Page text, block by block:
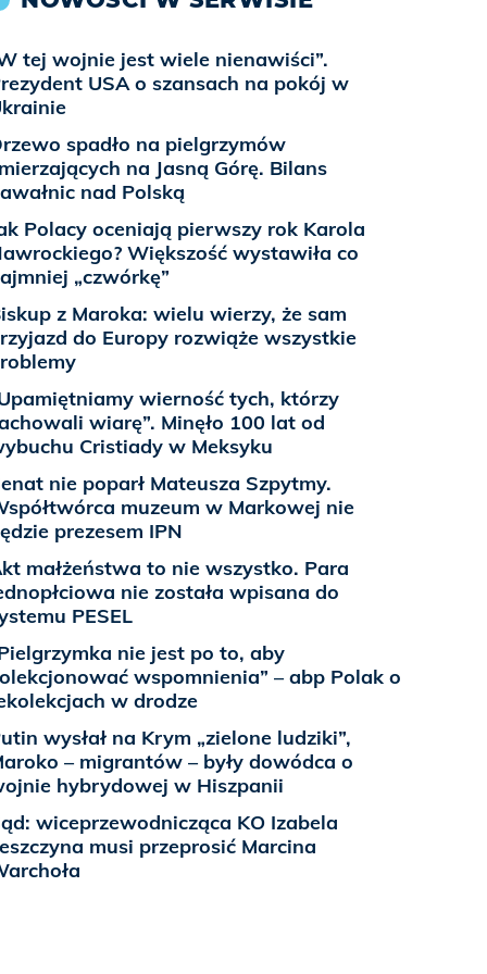
tej wojnie jest wiele nienawiści”.
USA o szansach na pokój w
spadło na pielgrzymów
na Jasną Górę. Bilans
nad Polską
Polacy oceniają pierwszy rok Karola
Większość wystawiła co
„czwórkę”
z Maroka: wielu wierzy, że sam
do Europy rozwiąże wszystkie
wierność tych, którzy
wiarę”. Minęło 100 lat od
Cristiady w Meksyku
nie poparł Mateusza Szpytmy.
muzeum w Markowej nie
prezesem IPN
małżeństwa to nie wszystko. Para
nie została wpisana do
PESEL
nie jest po to, aby
wspomnienia” – abp Polak o
w drodze
wysłał na Krym „zielone ludziki”,
– migrantów – były dowódca o
hybrydowej w Hiszpanii
wiceprzewodnicząca KO Izabela
musi przeprosić Marcina